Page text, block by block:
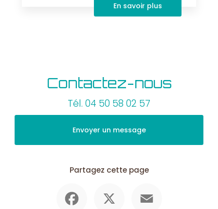
En savoir plus
Contactez-nous
Tél. 04 50 58 02 57
Envoyer un message
Partagez cette page